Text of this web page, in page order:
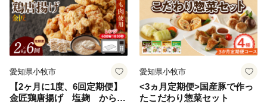
愛知県小牧市
【2ヶ月に1度、6回定期便】
金匠鶏唐揚げ 塩麹 からあ
愛知県小牧市
<3ヵ月定期便>国産豚で作っ
たこだわり惣菜セット